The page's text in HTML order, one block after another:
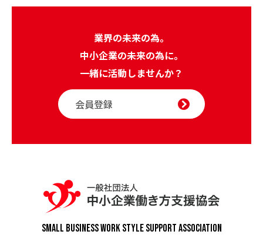
業界の未来の為。
中小企業の未来の為に。
一緒に活動しませんか？
会員登録
Small Business Work StyleSupport Association